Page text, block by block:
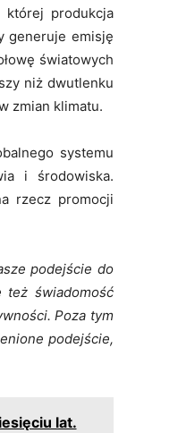
której produkcja
generuje emisję
światowych
niż dwutlenku
zmian klimatu.
systemu
i środowiska.
rzecz promocji
podejście do
też świadomość
Poza tym
podejście,
lat.